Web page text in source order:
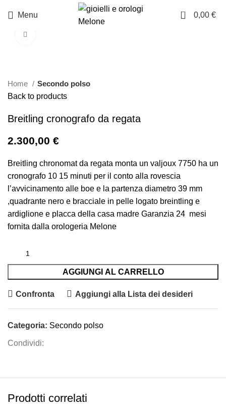
Menu 0 0,00 €
Home
Secondo polso
Back to products
Breitling cronografo da regata
2.300,00 €
Breitling chronomat da regata monta un valjoux 7750 ha un
cronografo 10 15 minuti per il conto alla rovescia
l’avvicinamento alle boe e la partenza diametro 39 mm
,quadrante nero e bracciale in pelle logato breintling e
ardiglione e placca della casa madre Garanzia 24 mesi
fornita dalla orologeria Melone
AGGIUNGI AL CARRELLO
Confronta Aggiungi alla Lista dei desideri
Categoria: Secondo polso
Condividi:
Prodotti correlati